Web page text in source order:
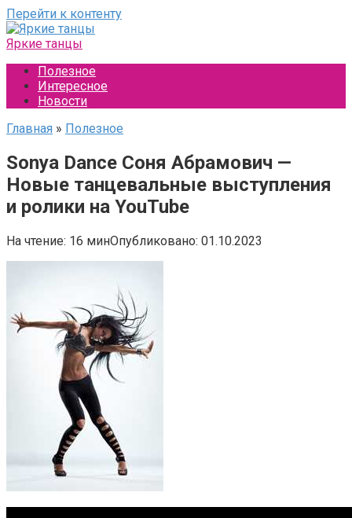
Перейти к контенту
Яркие танцы
Полезное
Интересное
Новости
Главная » Полезное
Sonya Dance Соня Абрамович —
Новые танцевальные выступления
и ролики на YouTube
На чтение: 16 минОпубликовано: 01.10.2023